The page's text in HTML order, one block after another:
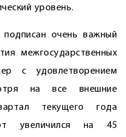
уровень.
очень важный
межгосударственных
с удовлетворением
на все внешние
текущего года
увеличился на 45